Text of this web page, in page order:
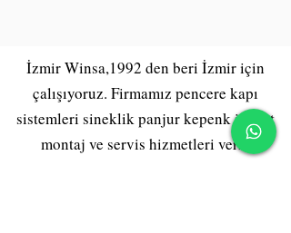
İzmir Winsa,1992 den beri İzmir için
çalışıyoruz. Firmamız pencere kapı
sistemleri sineklik panjur kepenk imalat
montaj ve servis hizmetleri verir.